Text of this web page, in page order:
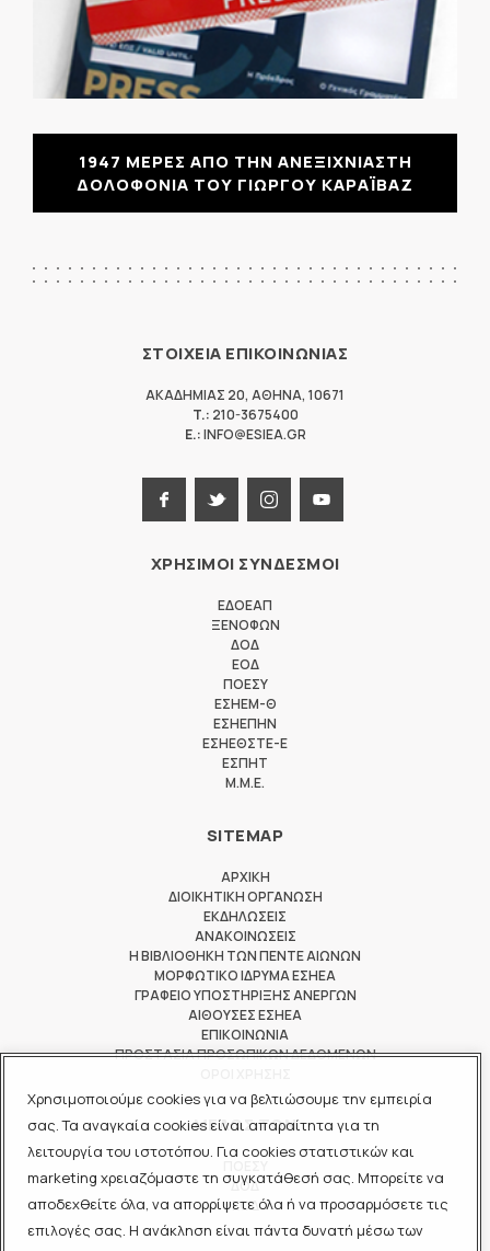
Χρησιμοποιούμε cookies για να βελτιώσουμε την εμπειρία
σας. Τα αναγκαία cookies είναι απαραίτητα για τη
λειτουργία του ιστοτόπου. Για cookies στατιστικών και
marketing χρειαζόμαστε τη συγκατάθεσή σας. Μπορείτε να
αποδεχθείτε όλα, να απορρίψετε όλα ή να προσαρμόσετε τις
επιλογές σας. Η ανάκληση είναι πάντα δυνατή μέσω των
1947 ΜΕΡΕΣ ΑΠΟ ΤΗΝ ΑΝΕΞΙΧΝΙΑΣΤΗ
ΔΟΛΟΦΟΝΙΑ ΤΟΥ ΓΙΩΡΓΟΥ ΚΑΡΑΪΒΑΖ
ΣΤΟΙΧΕΙΑ ΕΠΙΚΟΙΝΩΝΙΑΣ
ΑΚΑΔΗΜΙΑΣ 20, ΑΘΗΝΑ, 10671
T.: 210-3675400
E.:INFO@ESIEA.GR
ΧΡΗΣΙΜΟΙ ΣΥΝΔΕΣΜΟΙ
ΕΔΟΕΑΠ
ΞΕΝΟΦΩΝ
ΔΟΔ
ΕΟΔ
ΠΟΕΣΥ
ΕΣΗΕΜ-Θ
ΕΣΗΕΠΗΝ
ΕΣΗΕΘΣΤΕ-Ε
ΕΣΠΗΤ
M.M.E.
SITEMAP
ΑΡΧΙΚΗ
ΔΙΟΙΚΗΤΙΚΗ ΟΡΓΑΝΩΣΗ
ΕΚΔΗΛΩΣΕΙΣ
ΑΝΑΚΟΙΝΩΣΕΙΣ
Η ΒΙΒΛΙΟΘΗΚΗ ΤΩΝ ΠΕΝΤΕ ΑΙΩΝΩΝ
ΜΟΡΦΩΤΙΚΟ ΙΔΡΥΜΑ ΕΣΗΕΑ
ΓΡΑΦΕΙΟ ΥΠΟΣΤΗΡΙΞΗΣ ΑΝΕΡΓΩΝ
ΑΙΘΟΥΣΕΣ ΕΣΗΕΑ
ΕΠΙΚΟΙΝΩΝΙΑ
ΠΡΟΣΤΑΣΙΑ ΠΡΟΣΩΠΙΚΩΝ ΔΕΔΟΜΕΝΩΝ
ΜΕΛΟΣ ΤΩΝ
ΔΟΔ
ΕΟΔ